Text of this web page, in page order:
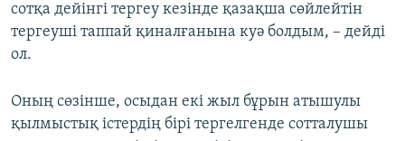
сотқа дейінгі тергеу кезінде қазақша сөйлейтін
тергеуші таппай қиналғанына куә болдым, – дейді
ол.
Оның сөзінше, осыдан екі жыл бұрын атышулы
қылмыстық істердің бірі тергелгенде сотталушы